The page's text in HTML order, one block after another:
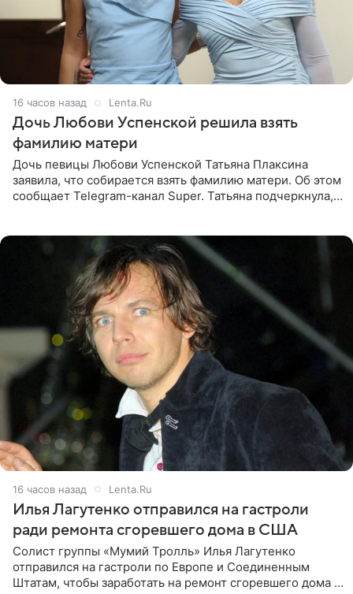
16 часов назад Lenta.Ru
Дочь Любови Успенской решила взять
фамилию матери
Дочь певицы Любови Успенской Татьяна Плаксина
заявила, что собирается взять фамилию матери. Об этом
сообщает Telegram-канал Super. Татьяна подчеркнула,
16 часов назад Lenta.Ru
Илья Лагутенко отправился на гастроли
ради ремонта сгоревшего дома в США
Солист группы «Мумий Тролль» Илья Лагутенко
отправился на гастроли по Европе и Соединенным
Штатам, чтобы заработать на ремонт сгоревшего дома в